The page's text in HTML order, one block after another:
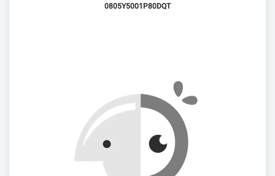
0805Y5001P80DQT